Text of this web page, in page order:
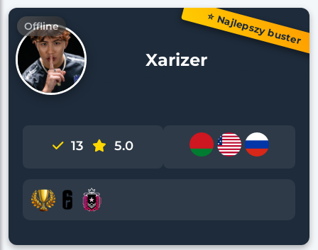
⭐ Najlepszy buster
Offline
Xarizer
13 5.0